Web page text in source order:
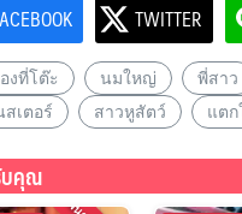
TWITTER
งที่โต๊ะ นมใหญ่ พี่สาว
เตอร์
สาวหูสัตว์ แตก
บคุณ